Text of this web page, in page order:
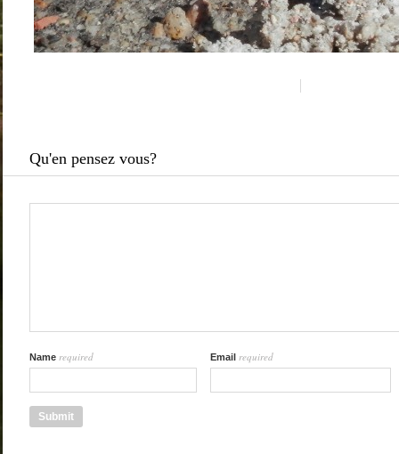
Qu'en pensez vous?
Name required Email required